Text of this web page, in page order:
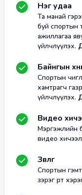
Нэг удаа
Та манай
буй спортын
ажиллагаа
үйлчлүүлэх.
Байнгын
Спортын
хамтрагч
үйлчлүүлэх.
Видео
Мэргэжлийн
видео
Зөвлөгөө
Спортын
зэрэг өөрт